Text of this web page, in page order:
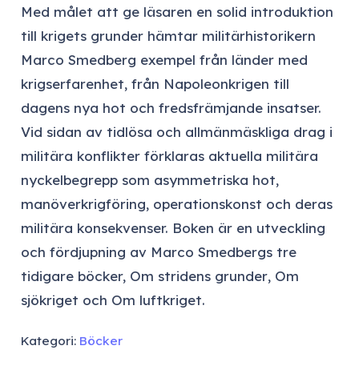
Med målet att ge läsaren en solid introduktion
till krigets grunder hämtar militärhistorikern
Marco Smedberg exempel från länder med
krigserfarenhet, från Napoleonkrigen till
dagens nya hot och fredsfrämjande insatser.
Vid sidan av tidlösa och allmänmäskliga drag i
militära konflikter förklaras aktuella militära
nyckelbegrepp som asymmetriska hot,
manöverkrigföring, operationskonst och deras
militära konsekvenser. Boken är en utveckling
och fördjupning av Marco Smedbergs tre
tidigare böcker, Om stridens grunder, Om
sjökriget och Om luftkriget.
Kategori: Böcker